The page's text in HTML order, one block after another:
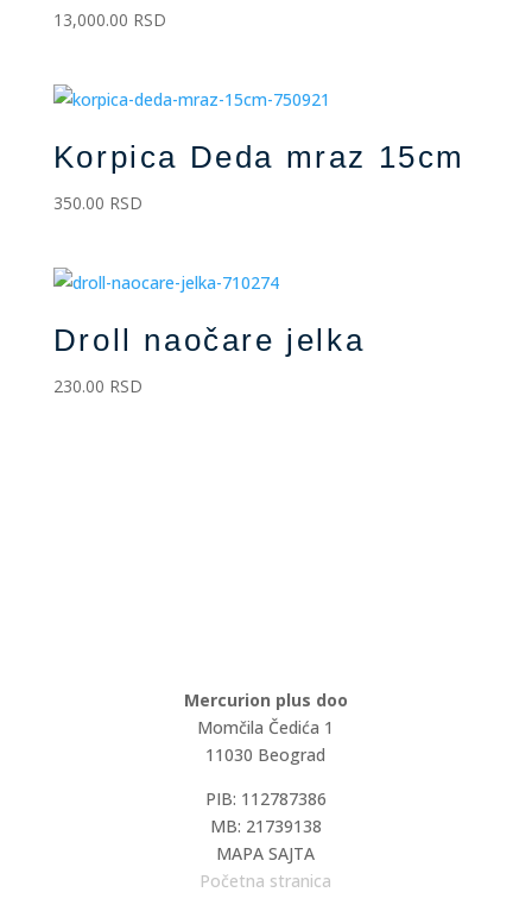
13,000.00 RSD
Korpica Deda mraz 15cm
350.00 RSD
Droll naočare jelka
230.00 RSD
Mercurion plus doo
Momčila Čedića 1
11030 Beograd
PIB: 112787386
MB: 21739138
MAPA SAJTA
Početna stranica